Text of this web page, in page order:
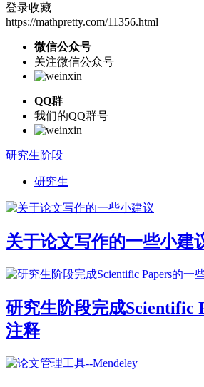
登录收藏
https://mathpretty.com/11356.html
微信公众号
关注微信公众号
QQ群
我们的QQ群号
研究生阶段
研究生
关于论文写作的一些小建
研究生阶段完成Scientific
注释